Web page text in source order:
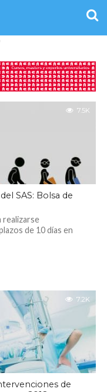
7.5K
SAS: Bolsa de
realizarse
de 10 días en
7.2K
de